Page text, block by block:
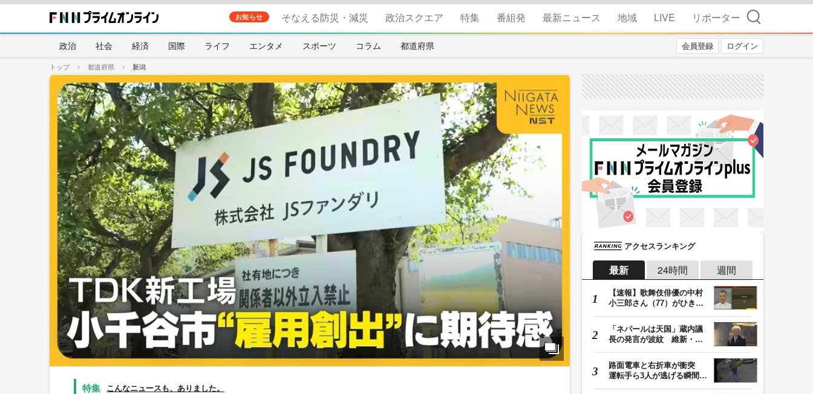
お知らせ そなえる防災・減災 政治スクエア 特集 番組発 最新ニュース 地域 LIVE リポーター 検索
政治 社会 経済 国際 ライフ エンタメ スポーツ コラム 都道府県 会員登録 ログイン
トップ 都道府県 新潟
こんなニュースも、ありました。
アクセスランキング
最新 24時間 週間
【速報】歌舞伎俳優の中村
小三郎さん（77）がひき逃
「ネパールは天国」蔵内議
長の発言が波紋 維新・吉
路面電車と右折車が衝突
運転手ら3人が逃げる瞬間